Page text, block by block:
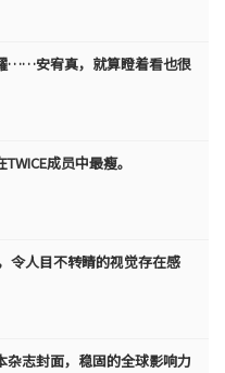
……安宥真，就算瞪着看也很
成员中最瘦。
令人目不转睛的视觉存在感
杂志封面，稳固的全球影响力